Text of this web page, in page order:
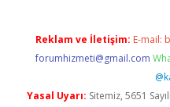
Reklam ve İletişim: E-mail:
forumhizmeti@gmail.com
Yasal Uyarı: Sitemiz, 5651